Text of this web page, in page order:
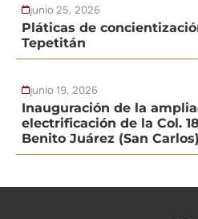
junio 25, 2026
Pláticas de
Tepetitán
junio 19, 2026
Inauguración de la
electrificación de la Col.
Benito Juárez (San Carlos)